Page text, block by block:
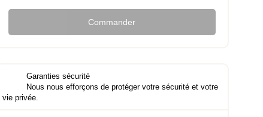
Commander
Garanties sécurité
Nous nous efforçons de protéger votre sécurité et votre
vie privée.